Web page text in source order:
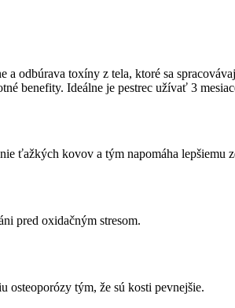
odbúrava toxíny z tela, ktoré sa
benefity. Ideálne je pestrec užívať 3
ťažkých kovov a tým napomáha lepšiemu
pred oxidačným stresom.
osteoporózy tým, že sú kosti pevnejšie.